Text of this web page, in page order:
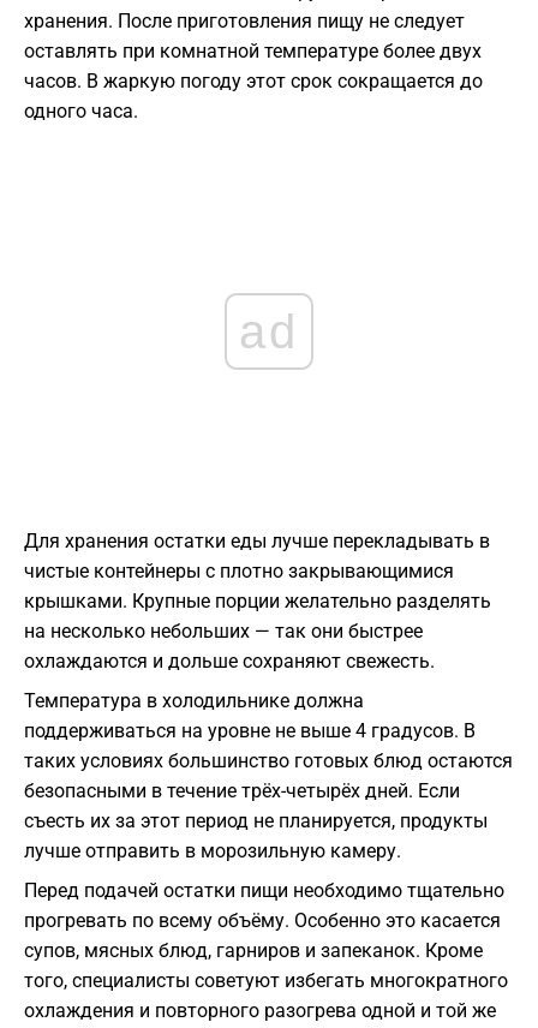
хранения. После приготовления пищу не следует
оставлять при комнатной температуре более двух
часов. В жаркую погоду этот срок сокращается до
одного часа.
ad
Для хранения остатки еды лучше перекладывать в
чистые контейнеры с плотно закрывающимися
крышками. Крупные порции желательно разделять
на несколько небольших — так они быстрее
охлаждаются и дольше сохраняют свежесть.
Температура в холодильнике должна
поддерживаться на уровне не выше 4 градусов. В
таких условиях большинство готовых блюд остаются
безопасными в течение трёх-четырёх дней. Если
съесть их за этот период не планируется, продукты
лучше отправить в морозильную камеру.
Перед подачей остатки пищи необходимо тщательно
прогревать по всему объёму. Особенно это касается
супов, мясных блюд, гарниров и запеканок. Кроме
того, специалисты советуют избегать многократного
охлаждения и повторного разогрева одной и той же